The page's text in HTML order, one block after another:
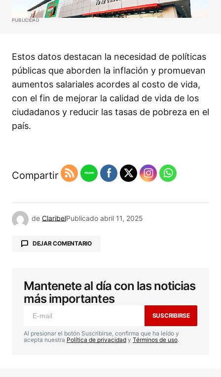
PUBLICIDAD
Estos datos destacan la necesidad de políticas
públicas que aborden la inflación y promuevan
aumentos salariales acordes al costo de vida,
con el fin de mejorar la calidad de vida de los
ciudadanos y reducir las tasas de pobreza en el
país.
Compartir
de ClaribelPublicado abril 11, 2025
DEJAR COMENTARIO
Tu dirección de correo electrónico no será
publicada. Los campos obligatorios están
marcados con *
Comentario*
Mantenete al día con las noticias
más importantes
SUSCRIBIRSE
Al presionar el botón Suscribirse, confirma que ha leído y
acepta nuestra Política de privacidad y Términos de uso.